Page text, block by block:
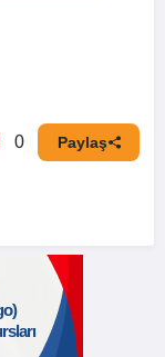
0 Paylaş